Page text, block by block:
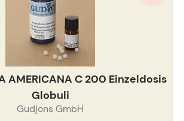
AMERICANA C 200 Einzeldosis
Globuli
Gudjons GmbH